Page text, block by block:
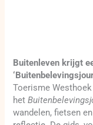
Buitenleven krijgt
Toerisme
het
wandelen, fietsen